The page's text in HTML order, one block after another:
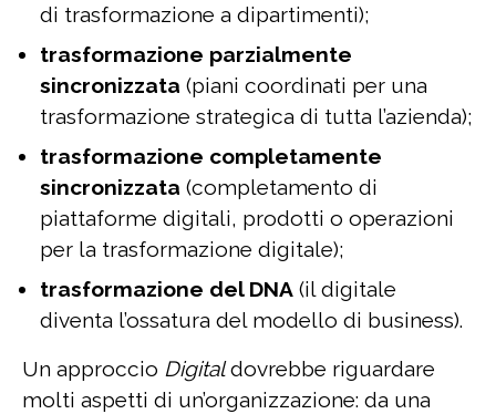
di trasformazione a dipartimenti);
trasformazione parzialmente
sincronizzata (piani coordinati per una
trasformazione strategica di tutta l’azienda);
trasformazione completamente
sincronizzata (completamento di
piattaforme digitali, prodotti o operazioni
per la trasformazione digitale);
trasformazione del DNA (il digitale
diventa l’ossatura del modello di business).
Un approccio Digitaldovrebbe riguardare
molti aspetti di un’organizzazione: da una